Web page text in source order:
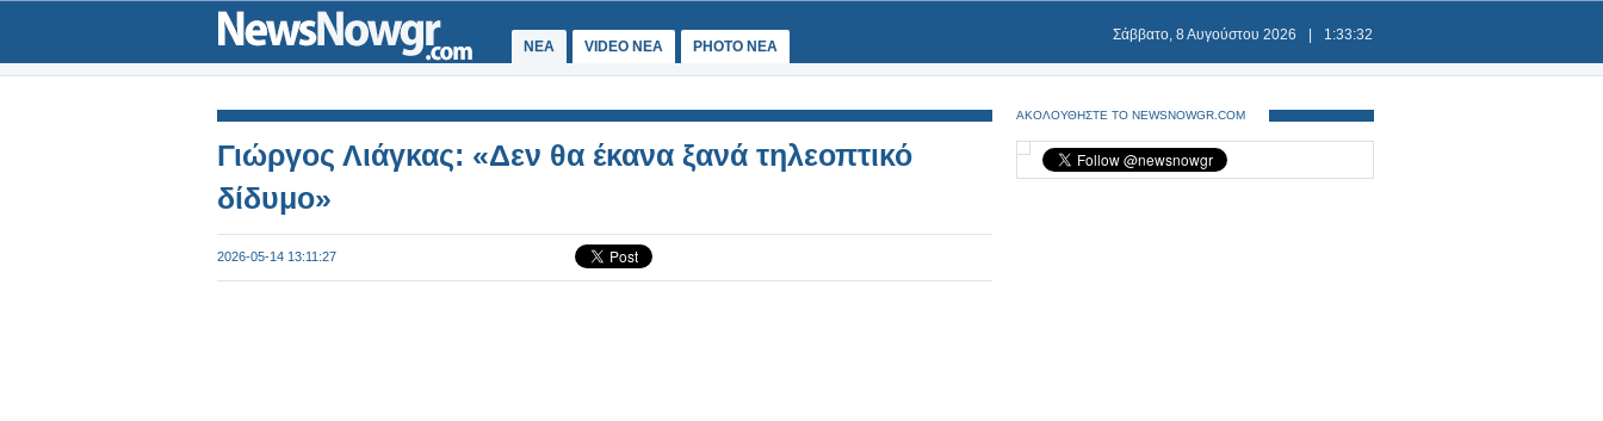
ΝΕΑ VIDEO NEA PHOTO NEA
Σάββατο, 8 Αυγούστου 2026 1:33:33
Γιώργος Λιάγκας: «Δεν θα έκανα ξανά τηλεοπτικό
δίδυμο»
2026-05-14 13:11:27
ΑΚΟΛΟΥΘΗΣΤΕ ΤΟ NEWSNOWGR.COM